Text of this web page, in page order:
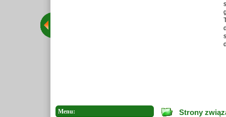
Menu: Strony